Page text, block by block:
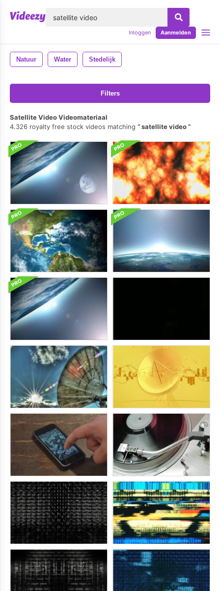
Inloggen Aanmelden
Natuur Water Stedelijk
Filters
Satellite Video Videomateriaal
4.326 royalty free stock videos matching
satellite video